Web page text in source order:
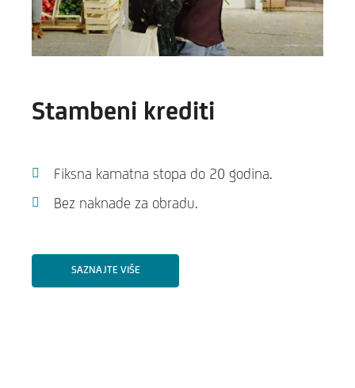
Stambeni krediti
Fiksna kamatna stopa do 20 godina.
Bez naknade za obradu.
SAZNAJTE VIŠE